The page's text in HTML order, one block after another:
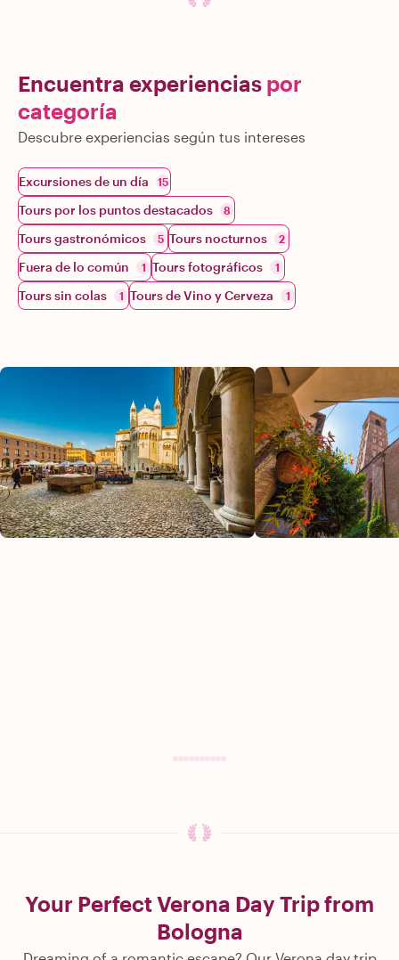
Encuentra experiencias por
categoría
Descubre experiencias según tus intereses
Excursiones de un día 15
Tours por los puntos destacados 8
Tours gastronómicos 5 Tours nocturnos 2
Fuera de lo común 1 Tours fotográficos 1
Tours sin colas 1 Tours de Vino y Cerveza 1
Your Perfect Verona Day Trip from
Bologna